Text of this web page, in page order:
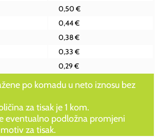
0,50 €
0,44 €
0,38 €
0,33 €
0,29 €
po komadu u neto iznosu bez
za tisak je 1 kom.
eventualno podložna promjeni
za tisak.